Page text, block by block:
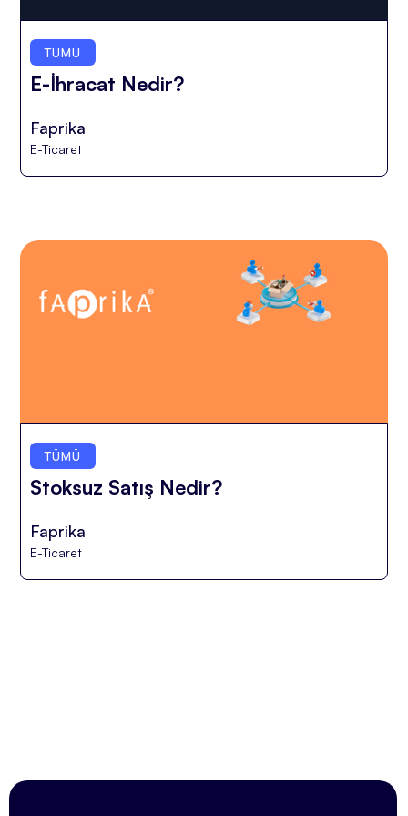
TÜMÜ
E-İhracat Nedir?
Faprika
E-Ticaret
TÜMÜ
Stoksuz Satış Nedir?
Faprika
E-Ticaret